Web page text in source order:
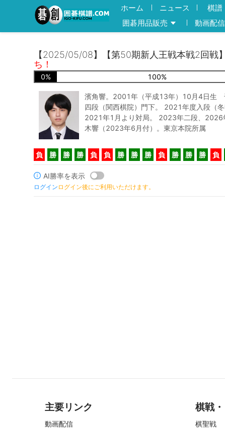
ホーム ニュース 棋譜
囲碁用品販売
動画配信
【2025/05/08】【第50期新人王戦本戦2回戦
ち！
0% 100%
濱角響。2001年（平成13年）10月4日生
四段（関西棋院）門下。 2021年度入段（冬
2021年1月より対局。 2023年二段、2026
木響（2023年6月付）。東京本院所属
負 勝 勝 勝 負 負 勝 勝 勝 負 勝 勝 勝 負
AI勝率を表示
ログイン ログイン後にご利用いただけます。
主要リンク
動画配信
棋戦
棋聖戦